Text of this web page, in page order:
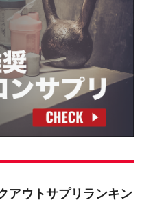
アウトサプリランキン